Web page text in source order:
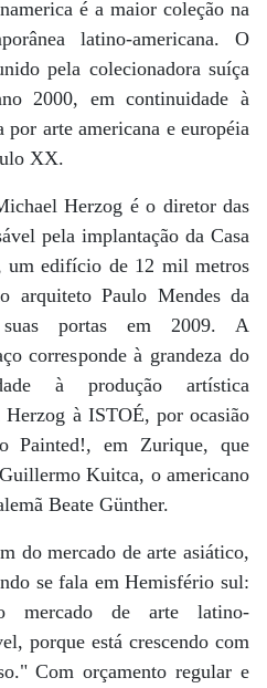
é a maior coleção na
latino-americana. O
pela colecionadora suíça
2000, em continuidade à
arte americana e européia
XX.
Herzog é o diretor das
pela implantação da Casa
um edifício de 12 mil metros
arquiteto Paulo Mendes da
portas em 2009. A
corresponde à grandeza do
à produção artística
à ISTOÉ, por ocasião
Painted!, em Zurique, que
Kuitca, o americano
Beate Günther.
do mercado de arte asiático,
se fala em Hemisfério sul:
mercado de arte latino-
porque está crescendo com
Com orçamento regular e